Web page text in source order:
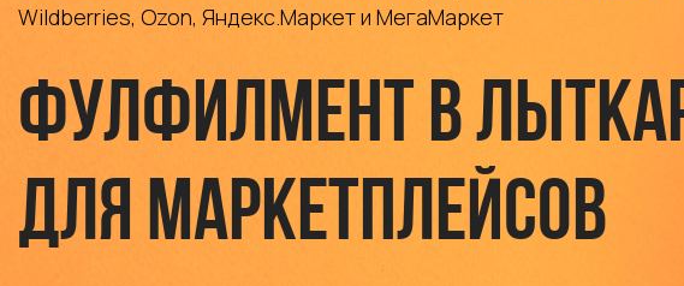
Wildberries, Ozon, Яндекс.Маркет и МегаМаркет
Фулфилмент в
для маркетплейсов